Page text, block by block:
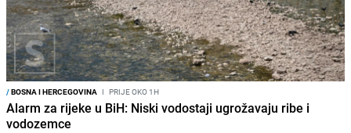
/BOSNA I HERCEGOVINA I PRIJE OKO 1H
Alarm za rijeke u BiH: Niski vodostaji ugrožavaju ribe i
vodozemce